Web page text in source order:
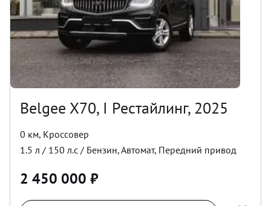
Belgee X70, I Рестайлинг, 2025
0 км, Кроссовер
1.5 л / 150 л.с / Бензин,Автомат, Передний привод
2 450 000 ₽